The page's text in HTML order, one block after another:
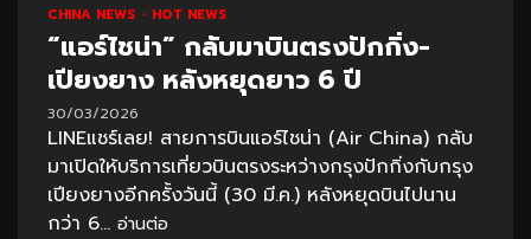
CHINA NEWS HOT NEWS
“แอร์ไชน่า” กลับมาบินตรงปักกิ่ง-
เปียงยาง หลังหยุดยาว 6 ปี
30/03/2026
LINEแชร์เลย! สายการบินแอร์ไชน่า (Air China) กลับ
มาเปิดให้บริการเที่ยวบินตรงระหว่างกรุงปักกิ่งกับกรุง
เปียงยางอีกครั้งวันนี้ (30 มี.ค.) หลังหยุดบินไปนาน
กว่า 6... อ่านต่อ